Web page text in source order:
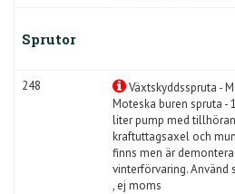
Sprutor
248
Växtskyddsspruta -
Moteska buren spruta -
liter pump med
kraftuttagsaxel och
finns men är
vinterförvaring. Använd
, ej moms